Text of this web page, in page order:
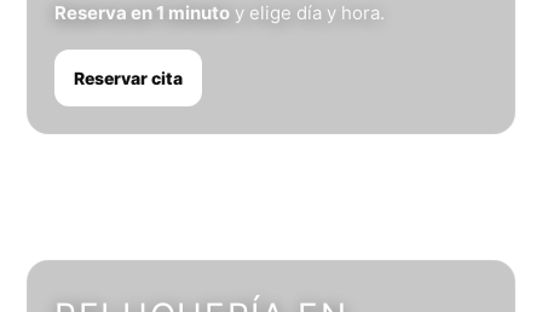
Reserva en 1 minuto y elige día y hora.
Reservar cita